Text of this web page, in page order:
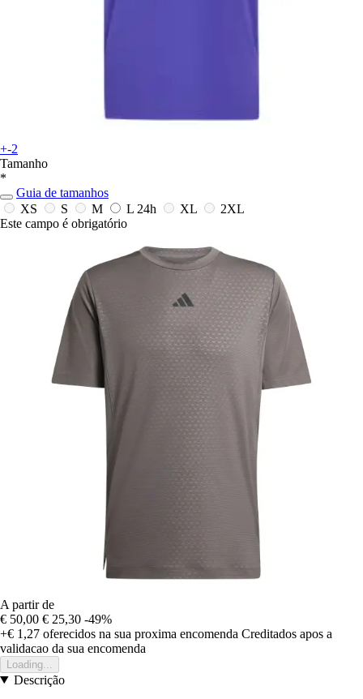
+-2
Tamanho
*
Guia de tamanhos
XS
S M L 24h XL
2XL
Este campo é obrigatório
A partir de
€ 50,00 € 25,30 -49%
+€ 1,27 oferecidos na sua proxima encomenda Creditados apos a
validacao da sua encomenda
Loading...
Descrição